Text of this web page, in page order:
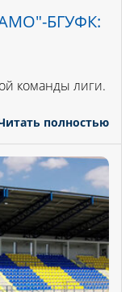
БГУФК:
команды лиги.
полностью